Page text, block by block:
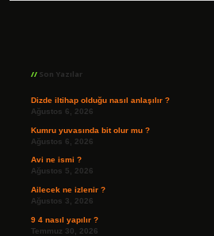
Son Yazılar
Dizde iltihap olduğu nasıl anlaşılır ?
Ağustos 6, 2026
Kumru yuvasında bit olur mu ?
Ağustos 6, 2026
Avi ne ismi ?
Ağustos 5, 2026
Ailecek ne izlenir ?
Ağustos 3, 2026
9 4 nasıl yapılır ?
Temmuz 30, 2026